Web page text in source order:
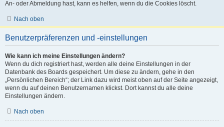
An- oder Abmeldung hast, kann es helfen, wenn du die Cookies löscht.
Nach oben
Benutzerpräferenzen und -einstellungen
Wie kann ich meine Einstellungen ändern?
Wenn du dich registriert hast, werden alle deine Einstellungen in der
Datenbank des Boards gespeichert. Um diese zu ändern, gehe in den
„Persönlichen Bereich“; der Link dazu wird meist oben auf der Seite angezeigt,
wenn du auf deinen Benutzernamen klickst. Dort kannst du alle deine
Einstellungen ändern.
Nach oben